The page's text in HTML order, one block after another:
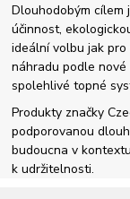
Dlouhodobým cílem
účinnost,
ideální volbu jak
náhradu podle
spolehlivé topné
Produkty značky
podporovanou
budoucna v
k udržitelnosti.